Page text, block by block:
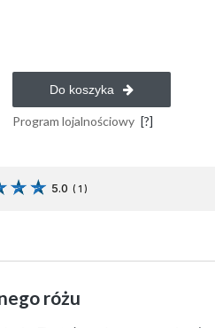
Do koszyka
Program lojalnościowy [?]
5.0 ( 1 )
różu